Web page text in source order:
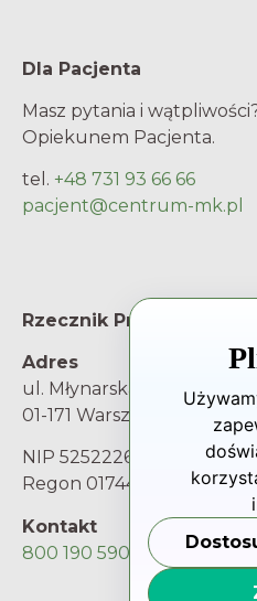
Dla Pacjenta
Masz pytania i
Opiekunem Pacjenta.
tel. +48 731 93 66 66
pacjent@centrum-mk.pl
Rzecznik Praw Pacjenta
Adres
ul. Młynarska 46
01-171 Warszawa
NIP 5252226025
Regon 017445217
Kontakt
800 190 590